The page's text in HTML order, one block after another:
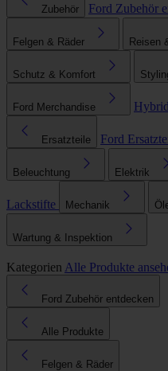
Zubehör Ford Zubehör
Felgen & Räder Reisen
Schutz & Komfort
Ford Merchandise
Ersatzteile Ford
Beleuchtung Elektrik
Lackstifte Mechanik
Wartung & Inspektion
Kategorien Alle Produkte
Ford Zubehör entdecken
Alle Produkte
Felgen & Räder